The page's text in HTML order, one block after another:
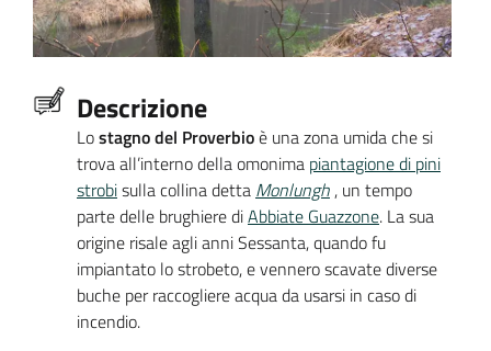
Descrizione
Lostagno del Proverbioè una zona umida che si
trova all’interno della omonima piantagione di pini
strobisulla collina detta Monlungh, un tempo
parte delle brughiere diAbbiate Guazzone. La sua
origine risale agli anni Sessanta, quando fu
impiantato lo strobeto, e vennero scavate diverse
buche per raccogliere acqua da usarsi in caso di
incendio.